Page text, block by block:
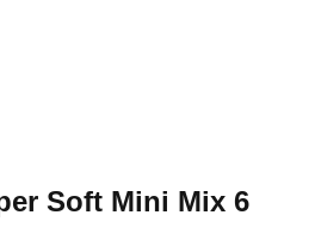
Soft Mini Mix 6